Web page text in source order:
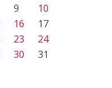
9
10
16
17
23
24
30 31